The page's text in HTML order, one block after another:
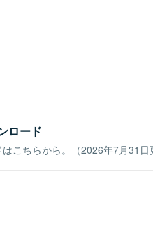
ロード
こちらから。（2026年7月31日